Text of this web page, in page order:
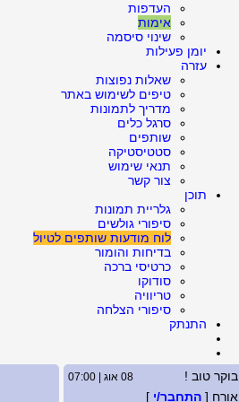
העדפות
אימות
שינוי סיסמה
יומן פעילות
עזרה
שאלות נפוצות
טיפים לשימוש באתר
מדריך לתמונות
סרגל כלים
שותפים
סטטיסטיקה
תנאי שימוש
צור קשר
תוכן
גלריית תמונות
סיפורי גולשים
לוח מודעות שותפים לטיול
בדיחות והומור
כרטיסי ברכה
סודוקו
טריוויה
סיפורי הצלחה
התנתק
בוקר טוב ! 08 אוג | 07:00
אורח [ התחבר/י ]